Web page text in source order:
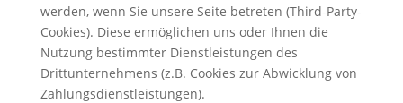
werden, wenn Sie unsere Seite betreten (Third-Party-
Cookies). Diese ermöglichen uns oder Ihnen die
Nutzung bestimmter Dienstleistungen des
Drittunternehmens (z.B. Cookies zur Abwicklung von
Zahlungsdienstleistungen).